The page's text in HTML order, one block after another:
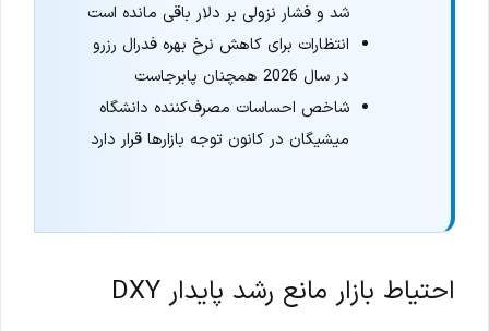
شد و فشار نزولی بر دلار باقی مانده است
انتظارات برای کاهش نرخ بهره فدرال رزرو
در سال 2026 همچنان پابرجاست
شاخص احساسات مصرف‌کننده دانشگاه
میشیگان در کانون توجه بازارها قرار دارد
احتیاط بازار مانع رشد پایدار DXY